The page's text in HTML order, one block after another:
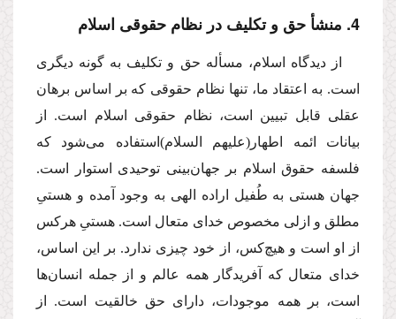
4. منشأ حق و تكلیف در نظام حقوقى اسلام
از دیدگاه اسلام، مسأله حق و تكلیف به گونه دیگرى
است. به اعتقاد ما، تنها نظام حقوقى كه بر اساس برهان
عقلى قابل تبیین است، نظام حقوقى اسلام است. از
بیانات ائمه اطهار (علیهم السلام) استفاده مى‌شود كه
فلسفه حقوق اسلام بر جهان‌بینى توحیدى استوار است.
جهان هستى به طُفیل اراده الهى به وجود آمده و هستىِ
مطلق و ازلى مخصوص خداى متعال است. هستىِ هركس
از او است و هیچ‌كس، از خود چیزى ندارد. بر این اساس،
خداى متعال كه آفریدگار همه عالم و از جمله انسان‌ها
است، بر همه موجودات، داراى حق خالقیت است. از